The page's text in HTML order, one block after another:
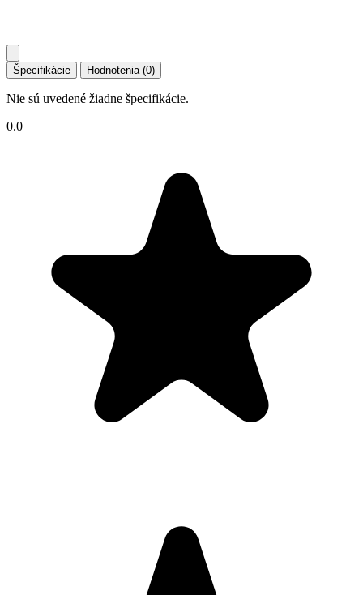
Špecifikácie Hodnotenia (0)
Nie sú uvedené žiadne špecifikácie.
0.0